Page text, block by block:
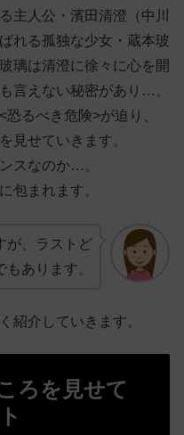
主人公・濱田清澄（中川
れる孤独な少女・蔵本玻
璃は清澄に徐々に心を開
言えない秘密があり…。
るべき危険>が迫り、
見せていきます。
スなのか…。
包まれます。
が、ラストど
あります。
紹介していきます。
ろを見せて